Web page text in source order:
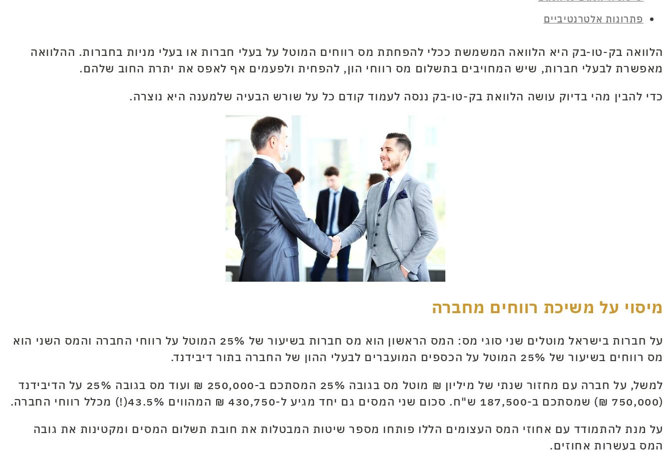
פתרונות אלטרנטיביים
הלוואה בק-טו-בק היא הלוואה המשמשת ככלי להפחתת מס רווחים המוטל על בעלי חברות או בעלי מניות בחברות. ההלוואה
מאפשרת לבעלי חברות, שיש המחויבים בתשלום מס רווחי הון, להפחית ולפעמים אף לאפס את יתרת החוב שלהם.
כדי להבין מהי בדיוק עושה הלוואת בק-טו-בק ננסה לעמוד קודם כל על שורש הבעיה שלמענה היא נוצרה.
מיסוי על משיכת רווחים מחברה
על חברות בישראל מוטלים שני סוגי מס: המס הראשון הוא מס חברות בשיעור של 25% המוטל על רווחי החברה והמס השני הוא
מס רווחים בשיעור של 25% המוטל על הכספים המועברים לבעלי ההון של החברה בתור דיבידנד.
למשל, על חברה עם מחזור שנתי של מיליון ₪ מוטל מס בגובה 25% המסתכם ב-250,000 ₪ ועוד מס בגובה 25% על הדיבידנד
(750,000 ₪) שמסתכם ב-187,500 ש"ח. סכום שני המסים גם יחד מגיע ל-430,750 ₪ המהווים 43.5%(!) מכלל רווחי החברה.
על מנת להתמודד עם אחוזי המס העצומים הללו פותחו מספר שיטות המבטלות את חובת תשלום המסים ומקטינות את גובה
המס בעשרות אחוזים.